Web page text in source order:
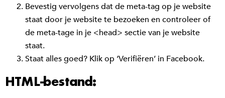
Bevestig vervolgens dat de meta-tag op je website
staat door je website te bezoeken en controleer of
de meta-tage in je <head> sectie van je website
staat.
Staat alles goed? Klik op ‘Verifiëren’ in Facebook.
HTML-bestand: